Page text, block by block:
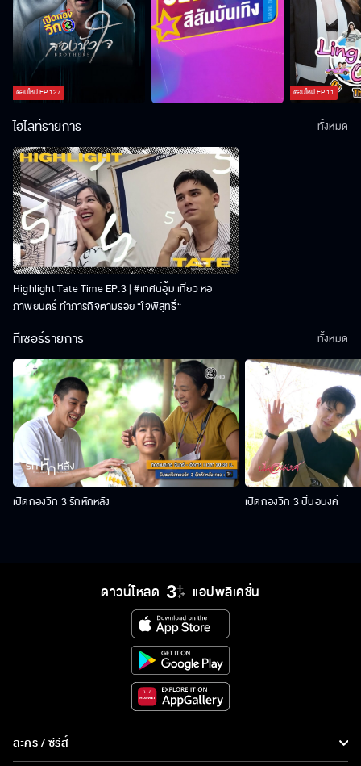
ตอนใหม่EP.127 ตอนใหม่EP.11
ไฮไลท์รายการ
Highlight Tate Time EP.3 | #เทศน์อุ้ม เที่ยว หอ
ภาพยนตร์ ทำภารกิจตามรอย “ใจพิสุทธิ์“
ทั้งหมด
ทีเซอร์รายการ
เปิดกองวิก 3 รักหักหลัง เปิดกองวิก 3 ปิ่นอนงค์
ทั้งหมด
ดาวน์โหลด แอปพลิเคชั่น
ละคร / ซีรีส์